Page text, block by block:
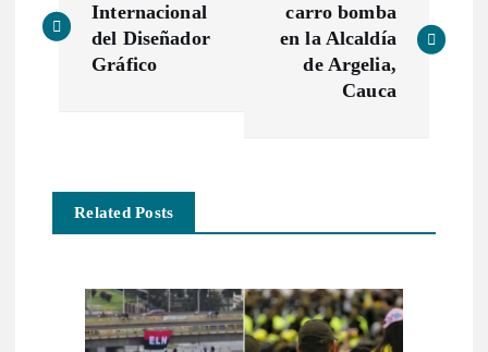
a
g
a
Internacional
del Diseñador
Gráfico
carro bomba
en la Alcaldía
de Argelia,
Cauca
Related Posts